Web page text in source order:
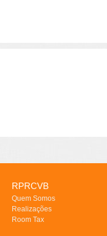
RPRCVB
Quem Somos
Realizações
Room Tax